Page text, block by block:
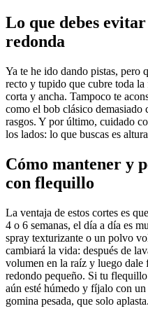
Lo que debes
redonda
Ya te he ido dando pistas,
recto y tupido que cubre toda la
corta y ancha. Tampoco te
como el bob clásico demasiado
rasgos. Y por último, cuidado
los lados: lo que buscas es
Cómo mantener y
con flequillo
La ventaja de estos cortes es
4 o 6 semanas, el día a día es
spray texturizante o un polvo
cambiará la vida: después de
volumen en la raíz y luego
redondo pequeño. Si tu
aún esté húmedo y fíjalo con
gomina pesada, que solo aplasta.